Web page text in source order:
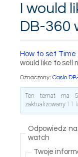
I would
DB-360
How to set Time
would like to sell
Oznaczony: Casio
Ten temat ma 5
zaktualizowany 11
Odpowiedz
watch
Twoje